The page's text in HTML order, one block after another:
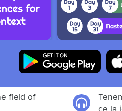
field of
de la